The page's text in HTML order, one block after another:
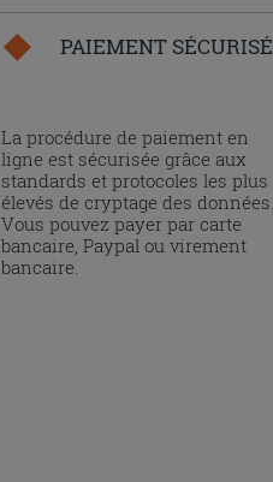
PAIEMENT SÉCURISÉ
La procédure de paiement en
ligne est sécurisée grâce aux
standards et protocoles les plus
élevés de cryptage des données.
Vous pouvez payer par carte
bancaire, Paypal ou virement
bancaire.